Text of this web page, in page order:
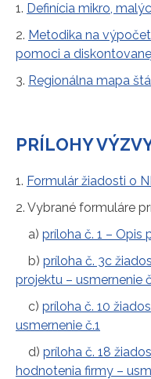
1. Definícia mikro,
2. Metodika na
pomoci a
3. Regionálna mapa
PRÍLOHY
1. Formulár žiadosti o
2. Vybrané formuláre
a) príloha č. 1 – Opis
b) príloha č. 3c
projektu – usmernenie
c) príloha č. 10
usmernenie č.1
d) príloha č. 18
hodnotenia firmy –